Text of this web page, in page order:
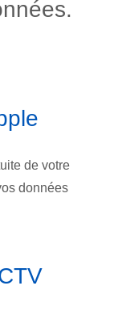
de votre
données